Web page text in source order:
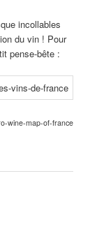
incollables
du vin ! Pour
pense-bête :
wine-map-of-france